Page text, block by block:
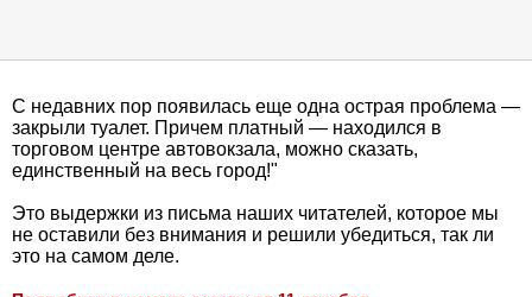
С недавних пор появилась еще одна острая проблема —
закрыли туалет. Причем платный — находился в
торговом центре автовокзала, можно сказать,
единственный на весь город!"
Это выдержки из письма наших читателей, которое мы
не оставили без внимания и решили убедиться, так ли
это на самом деле.